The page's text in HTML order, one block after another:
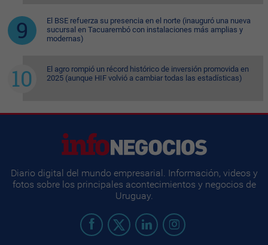
El BSE refuerza su presencia en el norte (inauguró una nueva
sucursal en Tacuarembó con instalaciones más amplias y
modernas)
El agro rompió un récord histórico de inversión promovida en
2025 (aunque HIF volvió a cambiar todas las estadísticas)
Diario digital del mundo empresarial. Información, videos y
fotos sobre los principales acontecimientos y negocios de
Uruguay.